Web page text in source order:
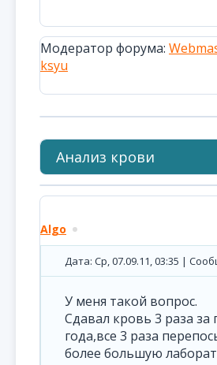
Модератор форума:
ksyu
Анализ крови
Algo
Дата: Ср, 07.09.11, 03:35 |
У меня такой вопрос.
Сдавал кровь 3 раза за
года,все 3 раза
более большую